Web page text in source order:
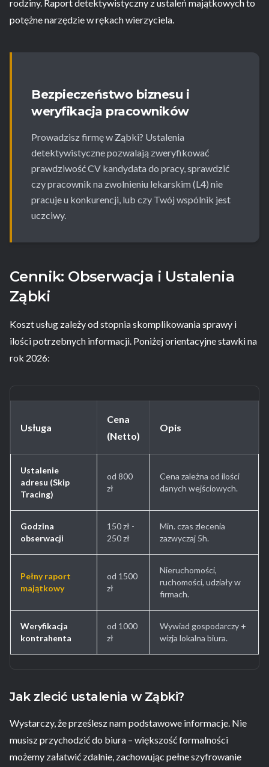
rodziny. Raport detektywistyczny z ustaleń majątkowych to
potężne narzędzie w rękach wierzyciela.
Bezpieczeństwo biznesu i
weryfikacja pracowników
Prowadzisz firmę w Ząbki? Ustalenia
detektywistyczne pozwalają zweryfikować
prawdziwość CV kandydata do pracy, sprawdzić
czy pracownik na zwolnieniu lekarskim (L4) nie
pracuje u konkurencji, lub czy Twój wspólnik jest
uczciwy.
Cennik: Obserwacja i Ustalenia
Ząbki
Koszt usług zależy od stopnia skomplikowania sprawy i
ilości potrzebnych informacji. Poniżej orientacyjne stawki na
rok 2026:
Usługa
Cena
(Netto)
Opis
Ustalenie
adresu (Skip
Tracing)
od 800
zł
Cena zależna od ilości
danych wejściowych.
Godzina
obserwacji
150 zł -
250 zł
Min. czas zlecenia
zazwyczaj 5h.
Pełny raport
majątkowy
od 1500
zł
Nieruchomości,
ruchomości, udziały w
firmach.
Weryfikacja
kontrahenta
od 1000
zł
Wywiad gospodarczy +
wizja lokalna biura.
Jak zlecić ustalenia w Ząbki?
Wystarczy, że prześlesz nam podstawowe informacje. Nie
musisz przychodzić do biura – większość formalności
możemy załatwić zdalnie, zachowując pełne szyfrowanie